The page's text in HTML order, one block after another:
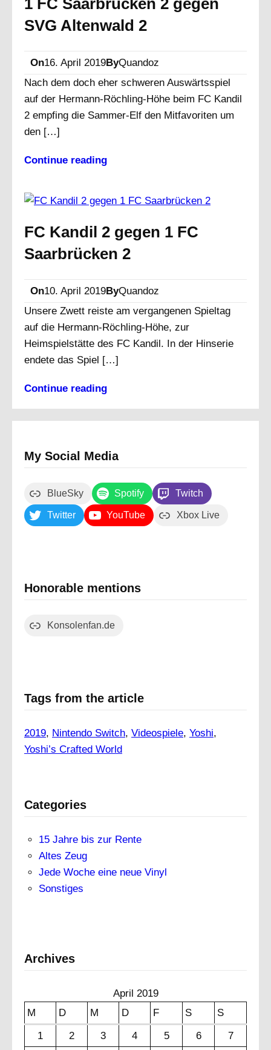
1 FC Saarbrücken 2 gegen
SVG Altenwald 2
On16. April 2019ByQuandoz
Nach dem doch eher schweren Auswärtsspiel
auf der Hermann-Röchling-Höhe beim FC Kandil
2 empfing die Sammer-Elf den Mitfavoriten um
den […]
Continue reading
FC Kandil 2 gegen 1 FC
Saarbrücken 2
On10. April 2019ByQuandoz
Unsere Zwett reiste am vergangenen Spieltag
auf die Hermann-Röchling-Höhe, zur
Heimspielstätte des FC Kandil. In der Hinserie
endete das Spiel […]
Continue reading
My Social Media
BlueSky Spotify Twitch
Twitter YouTube Xbox Live
Honorable mentions
Konsolenfan.de
Tags from the article
2019, Nintendo Switch, Videospiele, Yoshi
Yoshi’s Crafted World
Categories
15 Jahre bis zur Rente
Altes Zeug
Jede Woche eine neue Vinyl
Sonstiges
Archives
April 2019
M
D M D F S
S
1
2 3 4 5 6
7